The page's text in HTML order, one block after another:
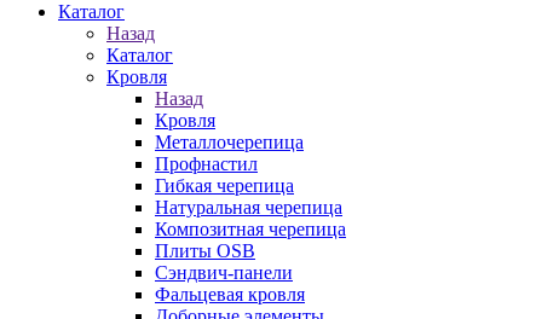
Каталог
Назад
Каталог
Кровля
Назад
Кровля
Металлочерепица
Профнастил
Гибкая черепица
Натуральная черепица
Композитная черепица
Плиты OSB
Сэндвич-панели
Фальцевая кровля